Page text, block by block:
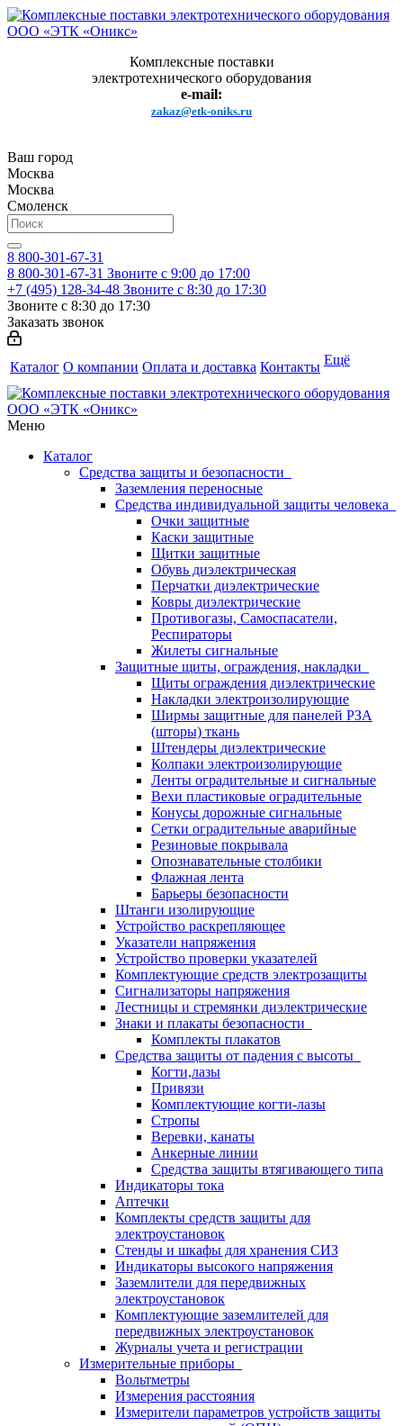
Комплексные поставки
электротехнического оборудования
e-mail:
zakaz@etk-oniks.ru
Ваш город
Москва
Москва
Смоленск
8 800-301-67-31
8 800-301-67-31 Звоните с 9:00 до 17:00
+7 (495) 128-34-48 Звоните с 8:30 до 17:30
Звоните с 8:30 до 17:30
Заказать звонок
Каталог О компании Оплата и доставка Контакты Ещё
Меню
Каталог
Средства защиты и безопасности
Заземления переносные
Средства индивидуальной защиты человека
Очки защитные
Каски защитные
Щитки защитные
Обувь диэлектрическая
Перчатки диэлектрические
Ковры диэлектрические
Противогазы, Самоспасатели,
Респираторы
Жилеты сигнальные
Защитные щиты, ограждения, накладки
Щиты ограждения диэлектрические
Накладки электроизолирующие
Ширмы защитные для панелей РЗА
(шторы) ткань
Штендеры диэлектрические
Колпаки электроизолирующие
Ленты оградительные и сигнальные
Вехи пластиковые оградительные
Конусы дорожные сигнальные
Сетки оградительные аварийные
Резиновые покрывала
Опознавательные столбики
Флажная лента
Барьеры безопасности
Штанги изолирующие
Устройство раскрепляющее
Указатели напряжения
Устройство проверки указателей
Комплектующие средств электрозащиты
Сигнализаторы напряжения
Лестницы и стремянки диэлектрические
Знаки и плакаты безопасности
Комплекты плакатов
Средства защиты от падения с высоты
Когти,лазы
Привязи
Комплектующие когти-лазы
Стропы
Веревки, канаты
Анкерные линии
Средства защиты втягивающего типа
Индикаторы тока
Аптечки
Комплекты средств защиты для
электроустановок
Стенды и шкафы для хранения СИЗ
Индикаторы высокого напряжения
Заземлители для передвижных
электроустановок
Комплектующие заземлителей для
передвижных электроустановок
Журналы учета и регистрации
Измерительные приборы
Вольтметры
Измерения расстояния
Измерители параметров устройств защиты